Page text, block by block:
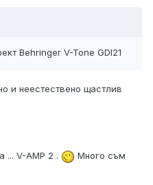
Behringer V-Tone GDI21
и неестествено щастлив
... V-AMP 2 .
Много съм